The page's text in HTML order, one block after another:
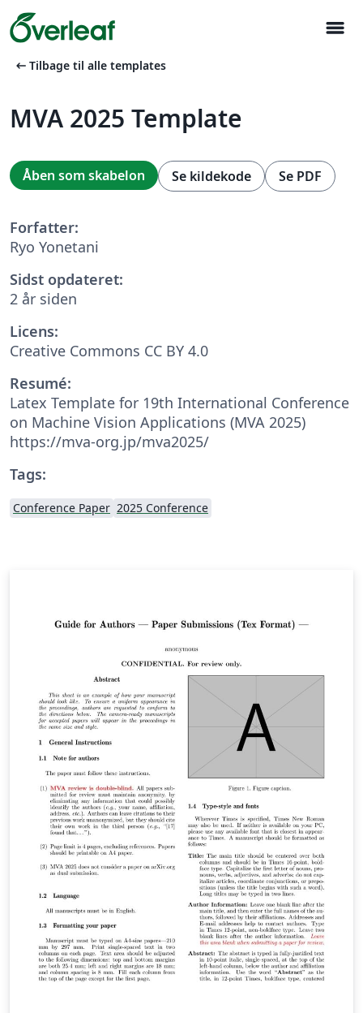
menu
arrow_left_alt Tilbage til alle templates
MVA 2025 Template
Åben som skabelon Se kildekode Se PDF
Forfatter:
Ryo Yonetani
Sidst opdateret:
2 år siden
Licens:
Creative Commons CC BY 4.0
Resumé:
Latex Template for 19th International Conference
on Machine Vision Applications (MVA 2025)
https://mva-org.jp/mva2025/
Tags:
Conference Paper 2025 Conference